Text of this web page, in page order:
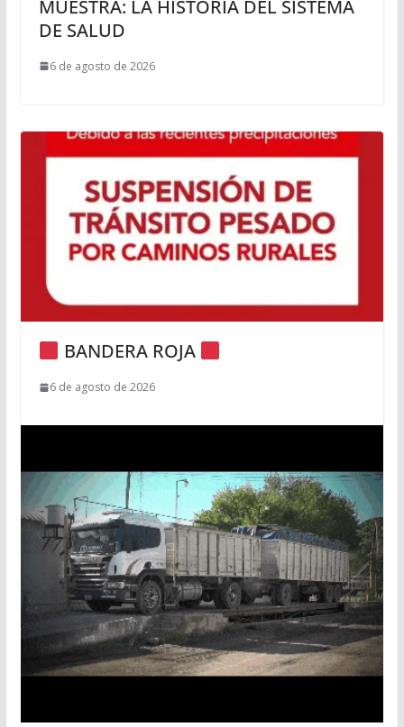
MUESTRA: LA HISTORIA DEL SISTEMA
DE SALUD
6 de agosto de 2026
BANDERA ROJA
6 de agosto de 2026